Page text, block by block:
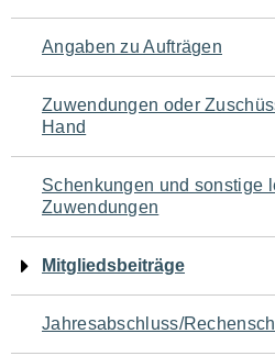
Angaben zu Aufträgen
Zuwendungen oder
Hand
Schenkungen und sonstige
Zuwendungen
Mitgliedsbeiträge
Jahresabschluss/